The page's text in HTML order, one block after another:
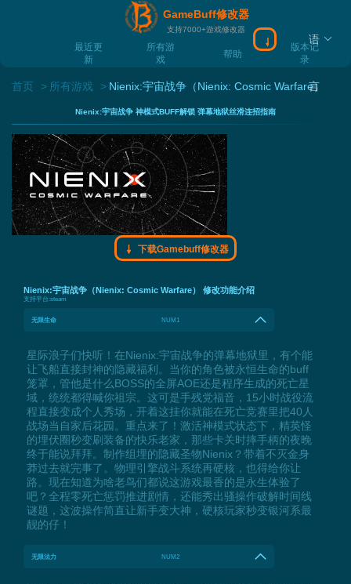
GameBuff修改器
支持7000+游戏修改器
最近更
新
所有游
戏
帮助
版本记
录
下载Gamebuff
语
言
首页 所有游戏 Nienix:宇宙战争（Nienix: Cosmic Warfare）
Nienix:宇宙战争 神模式BUFF解锁 弹幕地狱丝滑连招指南
下载Gamebuff修改器
Nienix:宇宙战争（Nienix: Cosmic Warfare） 修改功能介绍
支持平台:steam
无限生命 NUM1
星际浪子们快听！在Nienix:宇宙战争的弹幕地狱里，有个能
让飞船直接封神的隐藏福利。当你的角色被永恒生命的buff
笼罩，管他是什么BOSS的全屏AOE还是程序生成的死亡星
域，统统都得喊你祖宗。这可是手残党福音，15小时战役流
程直接变成个人秀场，开着这挂你就能在死亡竞赛里把40人
战场当自家后花园。重点来了！激活神模式状态下，精英怪
的埋伏圈秒变刷装备的快乐老家，那些卡关时摔手柄的夜晚
终于能说拜拜。制作组埋的隐藏圣物Nienix？带着不灭金身
莽过去就完事了。物理引擎战斗系统再硬核，也得给你让
路。现在知道为啥老鸟们都说这游戏最香的是永生体验了
吧？全程零死亡惩罚推进剧情，还能秀出骚操作破解时间线
谜题，这波操作简直让新手变大神，硬核玩家秒变银河系最
靓的仔！
无限法力 NUM2